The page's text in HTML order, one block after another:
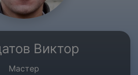
Виктор
Мастер